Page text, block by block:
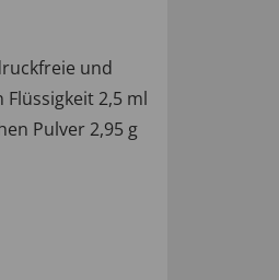
und
2,5 ml
Pulver 2,95 g